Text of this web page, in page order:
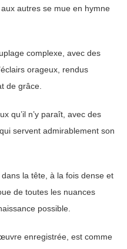
autres se mue en hymne
complexe, avec des
orageux, rendus
de grâce.
qu’il n’y paraît, avec des
servent admirablement son
la tête, à la fois dense et
de toutes les nuances
possible.
enregistrée, est comme